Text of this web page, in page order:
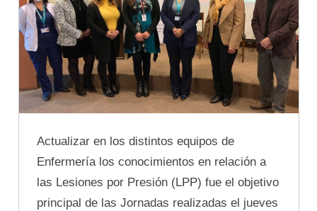
Actualizar en los distintos equipos de
Enfermería los conocimientos en relación a
las Lesiones por Presión (LPP) fue el objetivo
principal de las Jornadas realizadas el jueves